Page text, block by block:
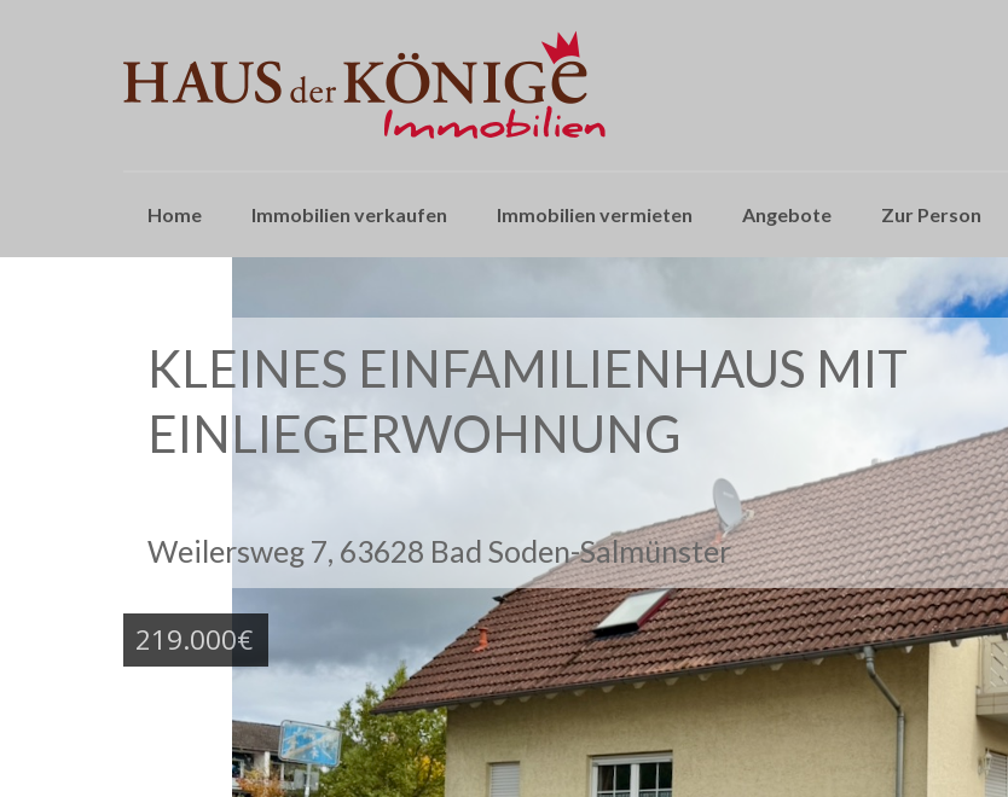
Home Immobilien verkaufen Immobilien vermieten Angebote Zur Person
KLEINES EINFAMILIENHAUS MIT
EINLIEGERWOHNUNG
Weilersweg 7, 63628 Bad Soden-Salmünster
219.000€